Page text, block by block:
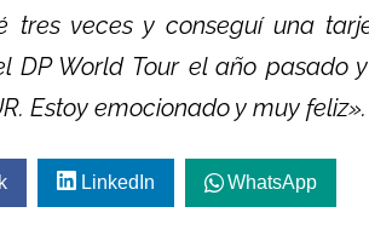
tres veces y conseguí una
DP World Tour el año pasado
Estoy emocionado y muy feliz».
LinkedIn WhatsApp